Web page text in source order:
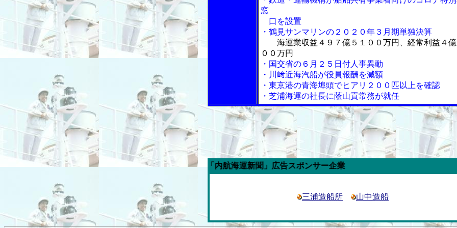
窓
口を設置
・鶴見サンマリンの２０２０年３月期単独決算
海運業収益４９７億５１００万円、経常利益４
００万円
・国交省の６月２５日付人事異動
・川﨑近海汽船が役員報酬を減額
・東京港の青海埠頭でヒアリ２００匹以上を確認
・芝浦海運の社長に蔭山貢常務が就任
今週の「内航海運新聞」広告スポンサー企業
三浦造船所 山中造船